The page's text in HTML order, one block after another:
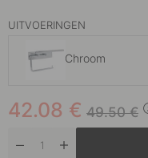
UITVOERINGEN
Chroom
Geborsteld RVS
49.50€
42.08 €